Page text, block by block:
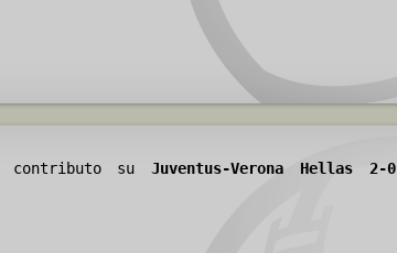
contributo suJuventus-Verona Hellas 2-0